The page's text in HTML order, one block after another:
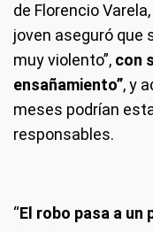
de Florencio
joven aseguró que
muy violento”, con
ensañamiento”, y
meses podrían
responsables.
“El robo pasa a un